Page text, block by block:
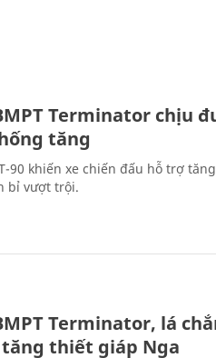
Terminator chịu
tăng
90 khiến xe chiến đấu hỗ trợ tăng
bỉ vượt trội.
Terminator, lá
thiết giáp Nga